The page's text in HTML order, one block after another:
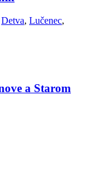
Detva, Lučenec,
a Starom